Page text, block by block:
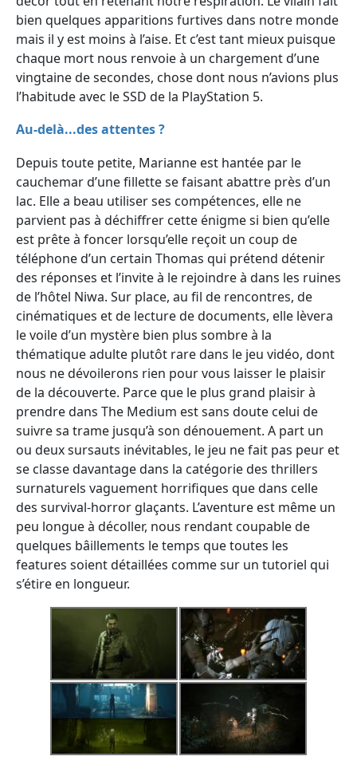
bien quelques apparitions furtives dans notre monde
mais il y est moins à l’aise. Et c’est tant mieux puisque
chaque mort nous renvoie à un chargement d’une
vingtaine de secondes, chose dont nous n’avions plus
l’habitude avec le SSD de la PlayStation 5.
Au-delà...des attentes ?
Depuis toute petite, Marianne est hantée par le
cauchemar d’une fillette se faisant abattre près d’un
lac. Elle a beau utiliser ses compétences, elle ne
parvient pas à déchiffrer cette énigme si bien qu’elle
est prête à foncer lorsqu’elle reçoit un coup de
téléphone d’un certain Thomas qui prétend détenir
des réponses et l’invite à le rejoindre à dans les ruines
de l’hôtel Niwa. Sur place, au fil de rencontres, de
cinématiques et de lecture de documents, elle lèvera
le voile d’un mystère bien plus sombre à la
thématique adulte plutôt rare dans le jeu vidéo, dont
nous ne dévoilerons rien pour vous laisser le plaisir
de la découverte. Parce que le plus grand plaisir à
prendre dans The Medium est sans doute celui de
suivre sa trame jusqu’à son dénouement. A part un
ou deux sursauts inévitables, le jeu ne fait pas peur et
se classe davantage dans la catégorie des thrillers
surnaturels vaguement horrifiques que dans celle
des survival-horror glaçants. L’aventure est même un
peu longue à décoller, nous rendant coupable de
quelques bâillements le temps que toutes les
features soient détaillées comme sur un tutoriel qui
s’étire en longueur.